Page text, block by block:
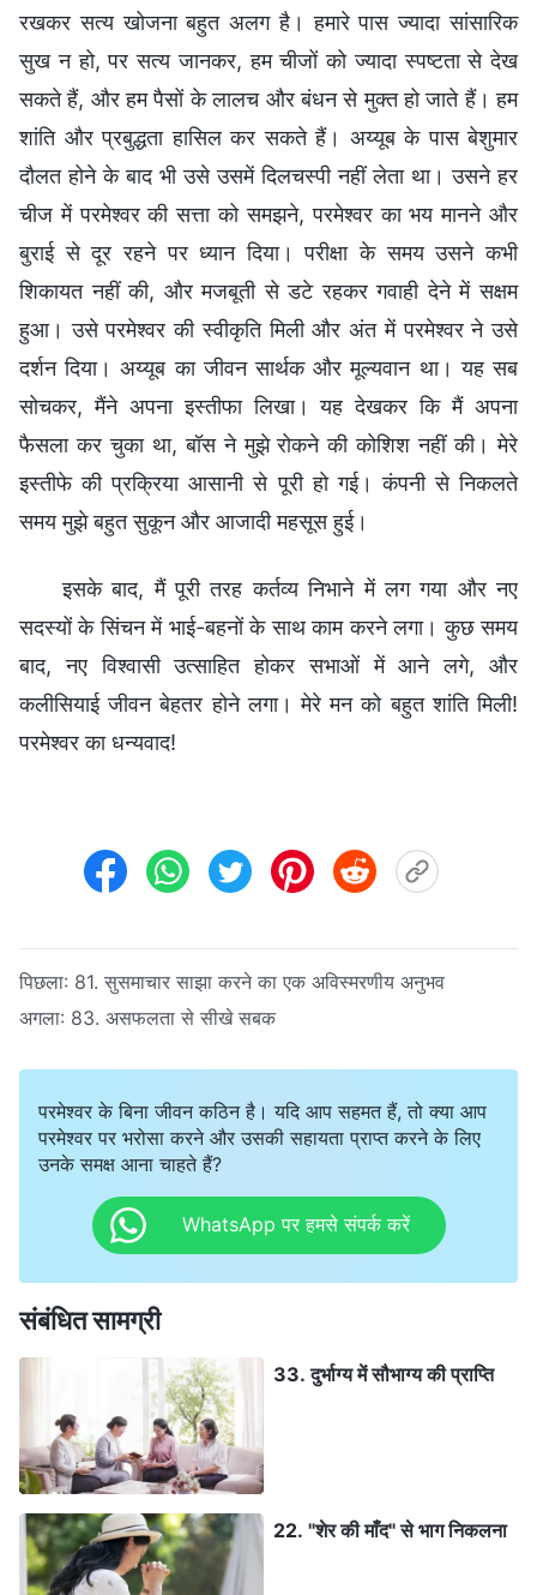
रखकर सत्य खोजना बहुत अलग है। हमारे पास ज्यादा सांसारिक
सुख न हो, पर सत्य जानकर, हम चीजों को ज्यादा स्पष्टता से देख
सकते हैं, और हम पैसों के लालच और बंधन से मुक्त हो जाते हैं। हम
शांति और प्रबुद्धता हासिल कर सकते हैं। अय्यूब के पास बेशुमार
दौलत होने के बाद भी उसे उसमें दिलचस्पी नहीं लेता था। उसने हर
चीज में परमेश्वर की सत्ता को समझने, परमेश्वर का भय मानने और
बुराई से दूर रहने पर ध्यान दिया। परीक्षा के समय उसने कभी
शिकायत नहीं की, और मजबूती से डटे रहकर गवाही देने में सक्षम
हुआ। उसे परमेश्वर की स्वीकृति मिली और अंत में परमेश्वर ने उसे
दर्शन दिया। अय्यूब का जीवन सार्थक और मूल्यवान था। यह सब
सोचकर, मैंने अपना इस्तीफा लिखा। यह देखकर कि मैं अपना
फैसला कर चुका था, बॉस ने मुझे रोकने की कोशिश नहीं की। मेरे
इस्तीफे की प्रक्रिया आसानी से पूरी हो गई। कंपनी से निकलते
समय मुझे बहुत सुकून और आजादी महसूस हुई।
इसके बाद, मैं पूरी तरह कर्तव्य निभाने में लग गया और नए
सदस्यों के सिंचन में भाई-बहनों के साथ काम करने लगा। कुछ समय
बाद, नए विश्वासी उत्साहित होकर सभाओं में आने लगे, और
कलीसियाई जीवन बेहतर होने लगा। मेरे मन को बहुत शांति मिली!
परमेश्वर का धन्यवाद!
पिछला: 81. सुसमाचार साझा करने का एक अविस्मरणीय अनुभव
अगला: 83. असफलता से सीखे सबक
परमेश्वर के बिना जीवन कठिन है। यदि आप सहमत हैं, तो क्या आप
परमेश्वर पर भरोसा करने और उसकी सहायता प्राप्त करने के लिए
उनके समक्ष आना चाहते हैं?
WhatsApp पर हमसे संपर्क करें
संबंधित सामग्री
33. दुर्भाग्य में सौभाग्य की प्राप्ति
22. "शेर की माँद" से भाग निकलना